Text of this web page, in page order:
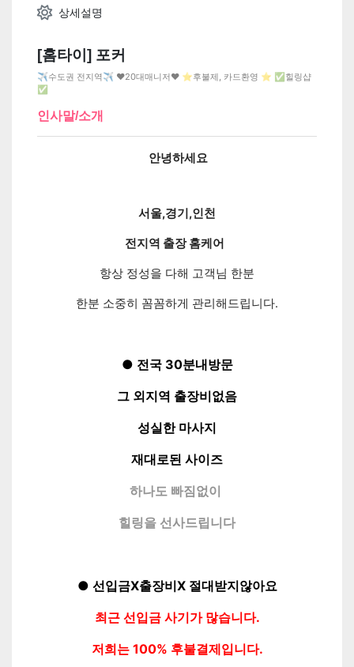
상세설명
[홈타이] 포커
✈️수도권 전지역✈️ ❤️20대매니저❤️ ⭐후불제, 카드환영 ⭐ ✅힐링샵
✅
인사말/소개
안녕하세요
서울,경기,인천
전지역 출장 홈케어
항상 정성을 다해 고객님 한분
한분 소중히 꼼꼼하게 관리해드립니다.
● 전국 30분내방문
그 외지역 출장비없음
성실한 마사지
재대로된 사이즈
하나도 빠짐없이
힐링을 선사드립니다
● 선입금X출장비X 절대받지않아요
최근 선입금 사기가 많습니다.
저희는 100% 후불결제입니다.